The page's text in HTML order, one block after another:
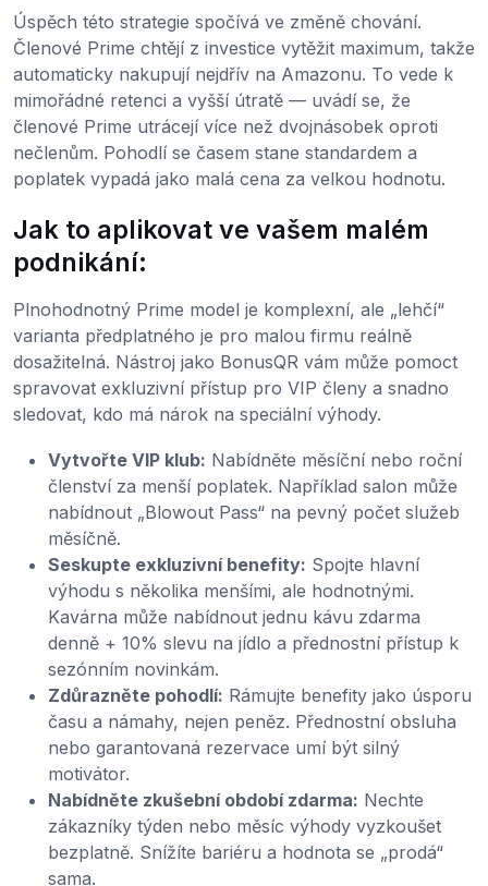
Úspěch této strategie spočívá ve změně chování.
Členové Prime chtějí z investice vytěžit maximum, takže
automaticky nakupují nejdřív na Amazonu. To vede k
mimořádné retenci a vyšší útratě — uvádí se, že
členové Prime utrácejí více než dvojnásobek oproti
nečlenům. Pohodlí se časem stane standardem a
poplatek vypadá jako malá cena za velkou hodnotu.
Jak to aplikovat ve vašem malém
podnikání:
Plnohodnotný Prime model je komplexní, ale „lehčí“
varianta předplatného je pro malou firmu reálně
dosažitelná. Nástroj jako BonusQR vám může pomoct
spravovat exkluzivní přístup pro VIP členy a snadno
sledovat, kdo má nárok na speciální výhody.
Vytvořte VIP klub: Nabídněte měsíční nebo roční
členství za menší poplatek. Například salon může
nabídnout „Blowout Pass“ na pevný počet služeb
měsíčně.
Seskupte exkluzivní benefity: Spojte hlavní
výhodu s několika menšími, ale hodnotnými.
Kavárna může nabídnout jednu kávu zdarma
denně + 10% slevu na jídlo a přednostní přístup k
sezónním novinkám.
Zdůrazněte pohodlí: Rámujte benefity jako úsporu
času a námahy, nejen peněz. Přednostní obsluha
nebo garantovaná rezervace umí být silný
motivátor.
Nabídněte zkušební období zdarma: Nechte
zákazníky týden nebo měsíc výhody vyzkoušet
bezplatně. Snížíte bariéru a hodnota se „prodá“
sama.